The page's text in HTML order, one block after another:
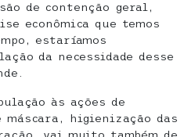
de contenção geral,
econômica que temos
estaríamos
da necessidade desse
às ações de
máscara, higienização das